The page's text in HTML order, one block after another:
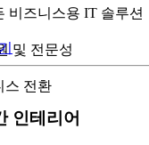
비즈니스용 IT 솔루션
및 전문성
스 전환
인테리어